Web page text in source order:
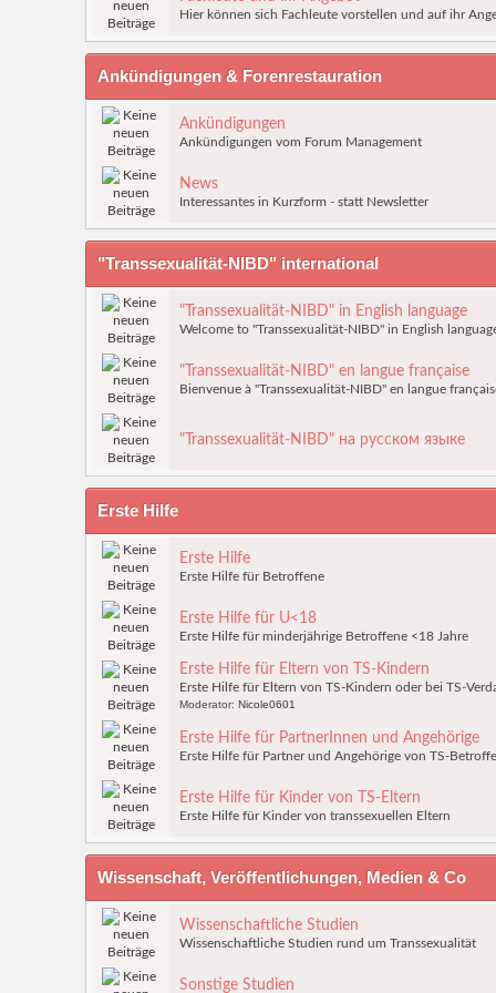
Hier können sich Fachleute vorstellen und auf ihr
Ankündigungen & Forenrestauration
Ankündigungen
Ankündigungen vom Forum Management
News
Interessantes in Kurzform - statt Newsletter
"Transsexualität-NIBD" international
"Transsexualität-NIBD" in English language
Welcome to "Transsexualität-NIBD" in English
"Transsexualität-NIBD" en langue française
Bienvenue à "Transsexualität-NIBD" en langue
"Transsexualität-NIBD" на русском языке
Erste Hilfe
Erste Hilfe
Erste Hilfe für Betroffene
Erste Hilfe für U<18
Erste Hilfe für minderjährige Betroffene <18 Jahre
Erste Hilfe für Eltern von TS-Kindern
Erste Hilfe für Eltern von TS-Kindern oder bei TS-
Moderator: Nicole0601
Erste Hilfe für PartnerInnen und Angehörige
Erste Hilfe für Partner und Angehörige von TS-
Erste Hilfe für Kinder von TS-Eltern
Erste Hilfe für Kinder von transsexuellen Eltern
Wissenschaft, Veröffentlichungen, Medien & Co
Wissenschaftliche Studien
Wissenschaftliche Studien rund um Transsexualität
Sonstige Studien